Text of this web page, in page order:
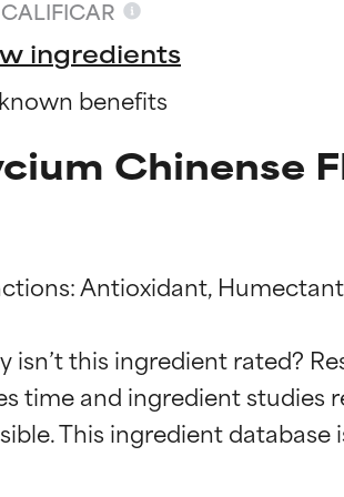
ingredients
benefits
Chinense
Antioxidant,
isn’t this ingredient rated?
time and ingredient studies
EXCELENTE
EXCELENTE